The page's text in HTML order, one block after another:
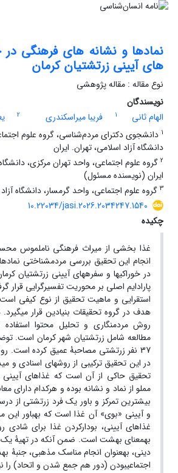
نماد‏ها و نشانه‏ های فرهنگی در
های آیینی زرتشتیان کرمان
نوع مقاله : مقاله پژوهشی
نویسندگان
الهام ثانی
1 فریبا میراسکندری 2
1 دانشجوی دکترای مردم‌شناسی، گروه علوم
دانشگاه آزاد اسلامی، تهران. ایران
2 گروه علوم اجتماعی، واحد تهران مرکزی،
ایران (نویسنده مسئول)
3 گروه علوم اجتماعی، واحد گرمسار، دانشگاه
10.22034/jasi.2026.2034247.1540
چکیده
غذا بخشی از میراث فرهنگی ناملموس
انجام این تحقیق بررسی مردم‏شناختی
در خوراکی‏ها و سفره‏های آیینی زرتشتیان
پارادایم اصلی بر محوریت تفسیرگرایی قرار
استقرایی و ماهیت تحقیق از نوع کیفی
هدف در گروه تحقیقات بنیادین قرار می‏گیرد.
روش مردم‏نگاری و تحلیل محتوا
مطالعه شامل زرتشتیان شهر کرمان است.
37 نفر زرتشتی مصاحبۀ عمیق کرده است.
در این تحقیق ترکیبی از روش‏های اسنادی و
تحقیق حاکی از آن است که غذاهای آیینی
مملو از نماد و نشانه بوده و هرکدام دارای
بیشترین تمرکز و باور یک فرد زرتشتی از
و آیینی «بوی» آن غذا است که به‏باور
غذاهای آیینی، بودارکردن غذا برای شادی
به‏معنای بهشت است. ضمن آنکه در تهیۀ یک
دینی، به‏عنوان انجام مناسک مذهبی، جنبۀ
اجتماعی‏بودن (دور هم جمع شدن و اتحاد) را